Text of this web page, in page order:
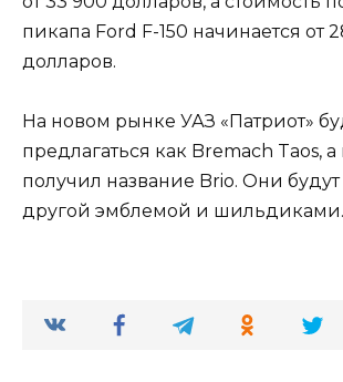
пикапа Ford F-150 начинается от
долларов.
На новом рынке УАЗ «Патриот»
предлагаться как Bremach Taos,
получил название Brio. Они будут
другой эмблемой и шильдиками.